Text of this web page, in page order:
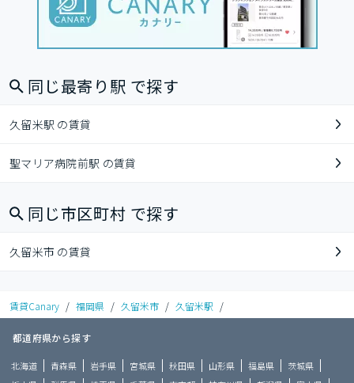
同じ最寄り駅 で探す
久留米駅 の賃貸
聖マリア病院前駅 の賃貸
同じ市区町村 で探す
久留米市 の賃貸
賃貸Canary / 福岡県 / 久留米市 / 久留米駅 /
都道府県から探す
北海道 青森県 岩手県 宮城県 秋田県 山形県 福島県
茨城県